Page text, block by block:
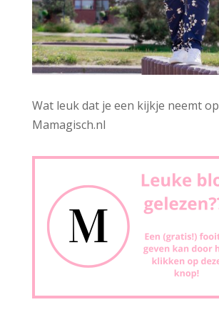
Wat leuk dat je een kijkje neemt op
Mamagisch.nl